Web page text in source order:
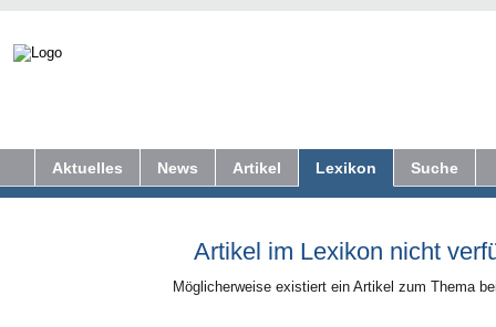
Aktuelles News Artikel Lexikon Suche
Artikel im Lexikon nicht
Möglicherweise existiert ein Artikel zum Thema